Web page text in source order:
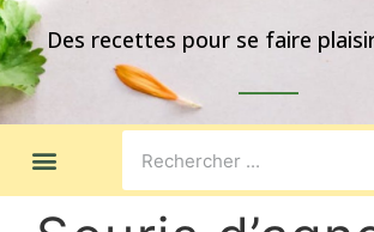
Des recettes pour se faire